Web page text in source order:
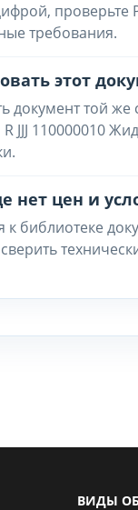
проверьте
требования.
этот
документ той
JJJ 110000010
нет цен и
к библиотеке
ВИДЫ